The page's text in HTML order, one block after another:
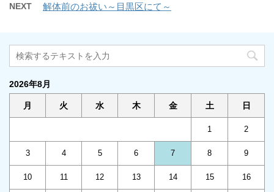
NEXT 解体前のお祓い～目黒区にて～
2026年8月
月 火 水 木 金 土 日
1 2
3 4 5 6 7 8 9
10 11 12 13 14 15 16